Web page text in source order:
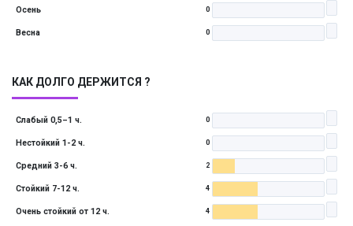
Осень 0
Весна 0
КАК ДОЛГО ДЕРЖИТСЯ ?
Слабый 0,5–1 ч. 0
Нестойкий 1-2 ч. 0
Средний 3-6 ч. 2
Стойкий 7-12 ч. 4
Очень стойкий от 12 ч. 4